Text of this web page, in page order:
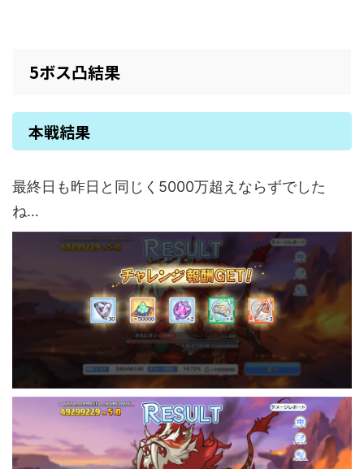
5ボス凸結果
本戦結果
最終日も昨日と同じく5000万超えならずでした
ね…